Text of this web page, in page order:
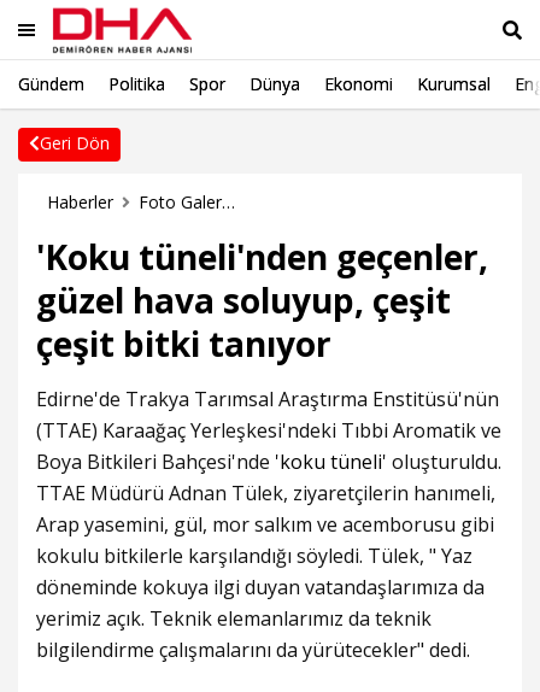
Geri Dön
Gündem Politika Spor Dünya Ekonomi Kurumsal
Haberler Foto Galeri Haberleri
'Koku tüneli'nden geçenler,
güzel hava soluyup, çeşit
çeşit bitki tanıyor
Edirne'de Trakya Tarımsal Araştırma Enstitüsü'nün
(TTAE) Karaağaç Yerleşkesi'ndeki Tıbbi Aromatik ve
Boya Bitkileri Bahçesi'nde 'koku tüneli' oluşturuldu.
TTAE Müdürü Adnan Tülek, ziyaretçilerin hanımeli,
Arap yasemini, gül, mor salkım ve acemborusu gibi
kokulu bitkilerle karşılandığı söyledi. Tülek, " Yaz
döneminde kokuya ilgi duyan vatandaşlarımıza da
yerimiz açık. Teknik elemanlarımız da teknik
bilgilendirme çalışmalarını da yürütecekler" dedi.